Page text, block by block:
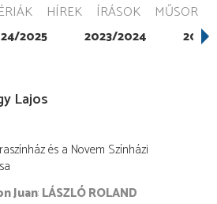
HÍREK ÍRÁSOK MŰSOR
2025 2023/2024
Lajos
és a Novem Színházi
Juan LÁSZLÓ ROLAND